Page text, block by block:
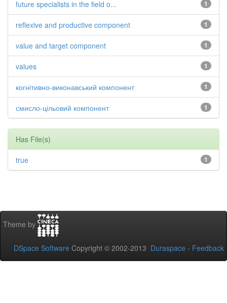
1
future specialists in the field o...
1
reflexive and productive component
1
value and target component
1
values
1
когнітивно-виконавський компонент
1
смисло-цільовий компонент
Has File(s)
1
true
Theme by
DSpace Software Copyright © 2002-2013 Duraspace - Feedback